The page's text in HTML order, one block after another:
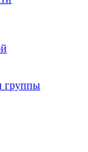
группы